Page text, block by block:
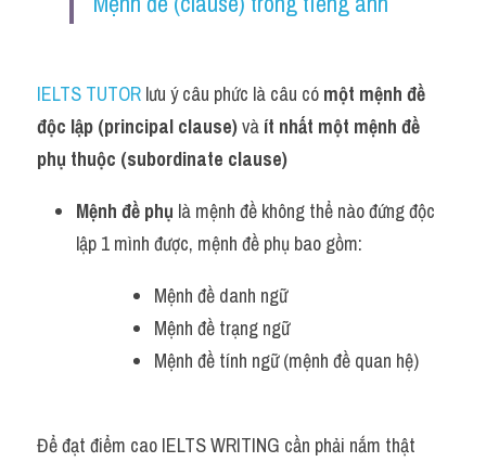
IELTS TUTOR lưu ý câu phức là câu có một mệnh đề
độc lập (principal clause) và ít nhất một mệnh đề
phụ thuộc (subordinate clause)
Mệnh đề phụ là mệnh đề không thể nào đứng độc
lập 1 mình được, mệnh đề phụ bao gồm:
Mệnh đề danh ngữ
Mệnh đề trạng ngữ
Mệnh đề tính ngữ (mệnh đề quan hệ)
Để đạt điểm cao IELTS WRITING cần phải nắm thật